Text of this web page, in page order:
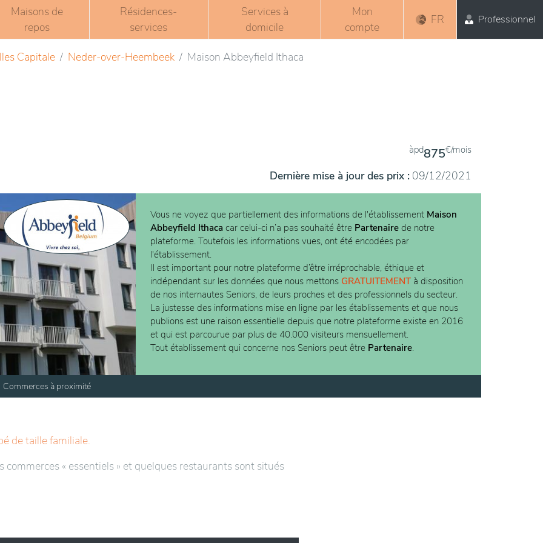
Maisons de
repos
Résidences-
services
Services à
domicile
Mon
compte
FR Professionnel
Capitale Neder-over-Heembeek Maison Abbeyfield Ithaca
àpd875€/mois
Dernière mise à jour des prix : 09/12/2021
Vous ne voyez que partiellement des informations de l'établissement Maison
Abbeyfield Ithaca car celui-ci n’a pas souhaité être Partenaire de notre
plateforme. Toutefois les informations vues, ont été encodées par
l'établissement.
Il est important pour notre plateforme d’être irréprochable, éthique et
indépendant sur les données que nous mettons GRATUITEMENT à disposition
de nos internautes Seniors, de leurs proches et des professionnels du secteur.
La justesse des informations mise en ligne par les établissements et que nous
publions est une raison essentielle depuis que notre plateforme existe en 2016
et qui est parcourue par plus de 40.000 visiteurs mensuellement.
Tout établissement qui concerne nos Seniors peut être Partenaire.
Commerces à proximité
de taille familiale.
commerces « essentiels » et quelques restaurants sont situés
la Place Peter Benoît toute proche, passent 3 lignes de bus de
ainsi que les banques et la Poste sont relativement proches
accessible avec le bus 53. À propos de campagne, NOH ce